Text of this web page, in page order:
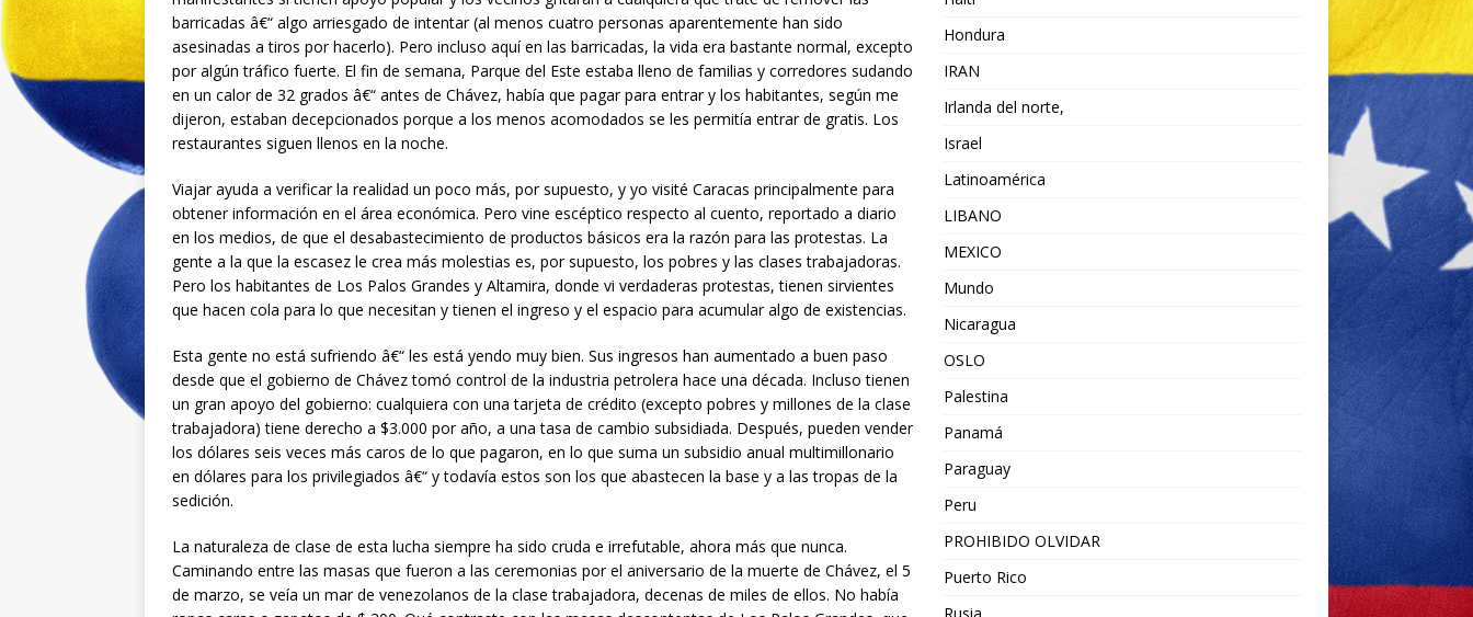
barricadas â€“ algo arriesgado de intentar (al menos cuatro personas aparentemente han sido
asesinadas a tiros por hacerlo). Pero incluso aquí en las barricadas, la vida era bastante normal, excepto
por algún tráfico fuerte. El fin de semana, Parque del Este estaba lleno de familias y corredores sudando
en un calor de 32 grados â€“ antes de Chávez, había que pagar para entrar y los habitantes, según me
dijeron, estaban decepcionados porque a los menos acomodados se les permitía entrar de gratis. Los
restaurantes siguen llenos en la noche.
Viajar ayuda a verificar la realidad un poco más, por supuesto, y yo visité Caracas principalmente para
obtener información en el área económica. Pero vine escéptico respecto al cuento, reportado a diario
en los medios, de que el desabastecimiento de productos básicos era la razón para las protestas. La
gente a la que la escasez le crea más molestias es, por supuesto, los pobres y las clases trabajadoras.
Pero los habitantes de Los Palos Grandes y Altamira, donde vi verdaderas protestas, tienen sirvientes
que hacen cola para lo que necesitan y tienen el ingreso y el espacio para acumular algo de existencias.
Esta gente no está sufriendo â€“ les está yendo muy bien. Sus ingresos han aumentado a buen paso
desde que el gobierno de Chávez tomó control de la industria petrolera hace una década. Incluso tienen
un gran apoyo del gobierno: cualquiera con una tarjeta de crédito (excepto pobres y millones de la clase
trabajadora) tiene derecho a $3.000 por año, a una tasa de cambio subsidiada. Después, pueden vender
los dólares seis veces más caros de lo que pagaron, en lo que suma un subsidio anual multimillonario
en dólares para los privilegiados â€“ y todavía estos son los que abastecen la base y a las tropas de la
sedición.
La naturaleza de clase de esta lucha siempre ha sido cruda e irrefutable, ahora más que nunca.
Caminando entre las masas que fueron a las ceremonias por el aniversario de la muerte de Chávez, el 5
de marzo, se veía un mar de venezolanos de la clase trabajadora, decenas de miles de ellos. No había
Hondura
IRAN
Irlanda del norte,
Israel
Latinoamérica
LIBANO
MEXICO
Mundo
Nicaragua
OSLO
Palestina
Panamá
Paraguay
Peru
PROHIBIDO OLVIDAR
Puerto Rico